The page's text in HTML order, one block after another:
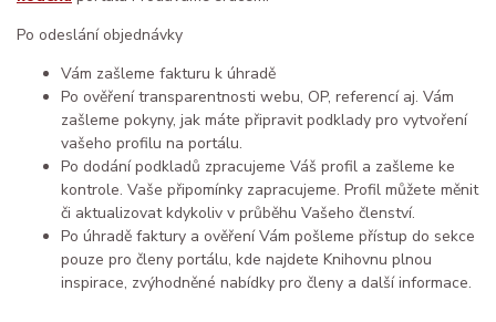
Po odeslání objednávky
Vám zašleme fakturu k úhradě
Po ověření transparentnosti webu, OP, referencí aj. Vám
zašleme pokyny, jak máte připravit podklady pro vytvoření
vašeho profilu na portálu.
Po dodání podkladů zpracujeme Váš profil a zašleme ke
kontrole. Vaše připomínky zapracujeme. Profil můžete měnit
či aktualizovat kdykoliv v průběhu Vašeho členství.
Po úhradě faktury a ověření Vám pošleme přístup do sekce
pouze pro členy portálu, kde najdete Knihovnu plnou
inspirace, zvýhodněné nabídky pro členy a další informace.